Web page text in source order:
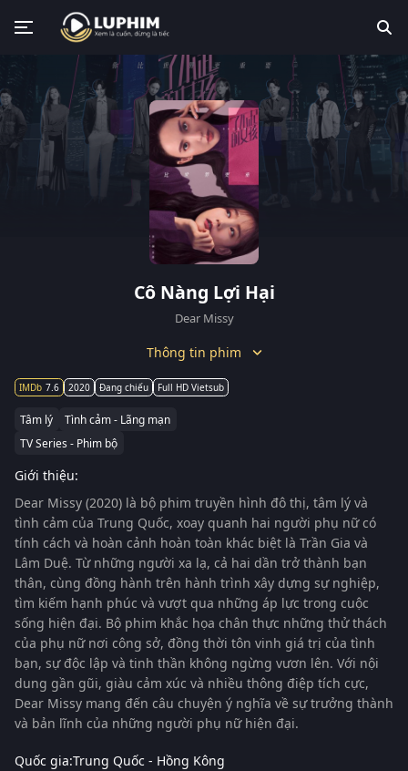
Cô Nàng Lợi Hại
Dear Missy
Thông tin phim
7.6 2020 Đang chiếu Full HD Vietsub
Tâm lý
Tình cảm - Lãng mạn
TV Series - Phim bộ
Giới thiệu:
Dear Missy (2020) là bộ phim truyền hình đô thị, tâm lý và
tình cảm của Trung Quốc, xoay quanh hai người phụ nữ có
tính cách và hoàn cảnh hoàn toàn khác biệt là Trần Gia và
Lâm Duệ. Từ những người xa lạ, cả hai dần trở thành bạn
thân, cùng đồng hành trên hành trình xây dựng sự nghiệp,
tìm kiếm hạnh phúc và vượt qua những áp lực trong cuộc
sống hiện đại. Bộ phim khắc họa chân thực những thử thách
của phụ nữ nơi công sở, đồng thời tôn vinh giá trị của tình
bạn, sự độc lập và tinh thần không ngừng vươn lên. Với nội
dung gần gũi, giàu cảm xúc và nhiều thông điệp tích cực,
Dear Missy mang đến câu chuyện ý nghĩa về sự trưởng thành
và bản lĩnh của những người phụ nữ hiện đại.
Quốc gia:Trung Quốc - Hồng Kông